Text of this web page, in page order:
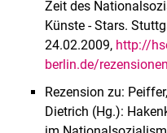
Zeit des
Künste - Stars.
24.02.2009, http://
berlin.de/
Rezension zu:
Dietrich (Hg.):